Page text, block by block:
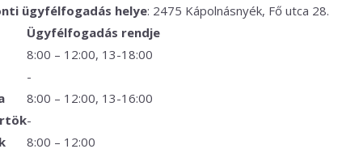
ügyfélfogadás helye: 2475 Kápolnásnyék, Fő utca 28.
Ügyfélfogadás rendje
8:00 – 12:00, 13-18:00
-
8:00 – 12:00, 13-16:00
-
8:00 – 12:00